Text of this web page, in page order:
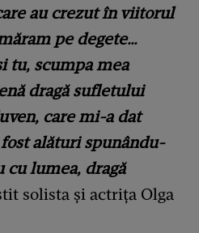
au crezut în viitorul
pe degete…
tu, scumpa mea
dragă sufletului
care mi-a dat
alături spunându-
lumea, dragă
solista și actrița Olga